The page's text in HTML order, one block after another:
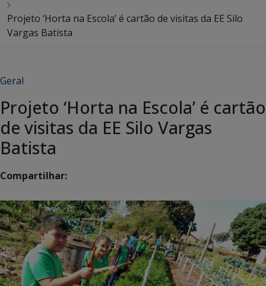
Projeto ‘Horta na Escola’ é cartão de visitas da EE Silo
Vargas Batista
Geral
Projeto ‘Horta na Escola’ é cartão
de visitas da EE Silo Vargas
Batista
Compartilhar: